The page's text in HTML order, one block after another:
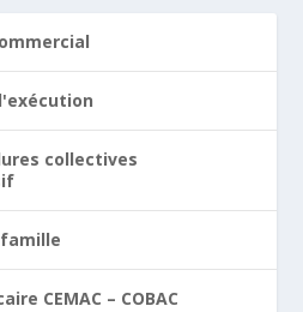
collectives
CEMAC – COBAC